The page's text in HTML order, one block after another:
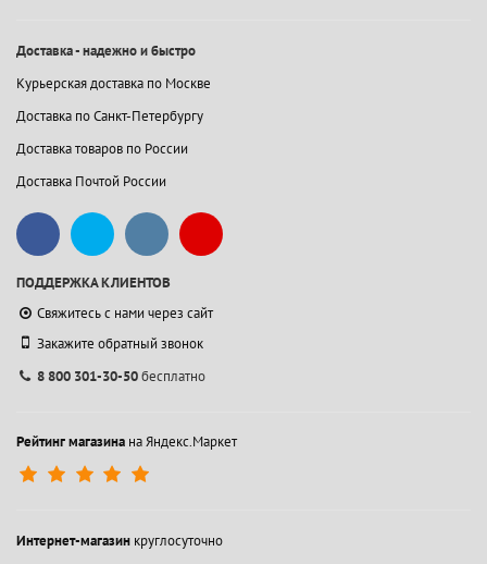
Доставка - надежно и быстро
Курьерская доставка по Москве
Доставка по Санкт-Петербургу
Доставка товаров по России
Доставка Почтой России
ПОДДЕРЖКА КЛИЕНТОВ
Свяжитесь с нами через сайт
Закажите обратный звонок
8 800 301-30-50бесплатно
Рейтинг магазина на Яндекс.Маркет
Интернет-магазин круглосуточно